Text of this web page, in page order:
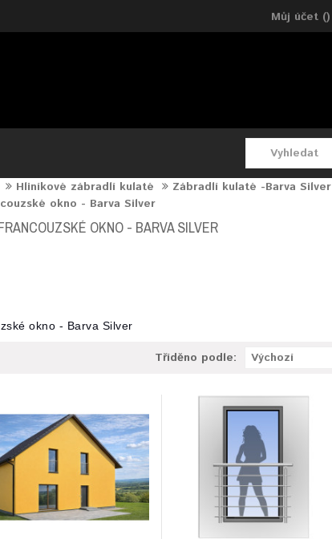
Můj účet ()
Hliníkové zábradlí kulaté
Zábradlí kulaté -Barva Silver
okno - Barva Silver
OKNO - BARVA SILVER
okno - Barva Silver
Tříděno podle: Výchozí